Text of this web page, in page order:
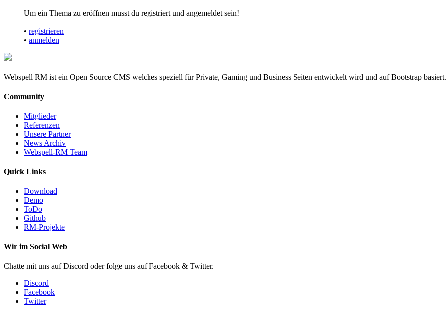
Um ein Thema zu eröffnen musst du registriert und angemeldet sein!
• registrieren
• anmelden
Webspell RM ist ein Open Source CMS welches speziell für Private, Gaming und Business Seiten entwickelt wird und auf Bootstrap basiert.
Community
Mitglieder
Referenzen
Unsere Partner
News Archiv
Webspell-RM Team
Quick Links
Download
Demo
ToDo
Github
RM-Projekte
Wir im Social Web
Chatte mit uns auf Discord oder folge uns auf Facebook & Twitter.
Discord
Facebook
Twitter